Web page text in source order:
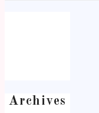
Archives